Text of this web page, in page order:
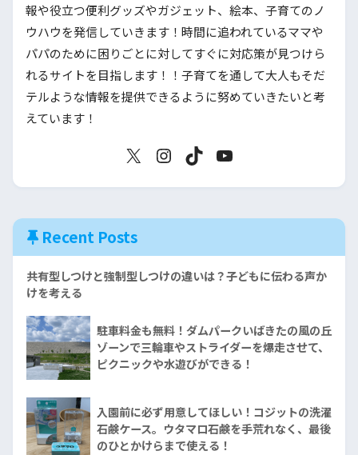
報や役立つ便利グッズやガジェット、絵本、子育てのノ
ウハウを発信していきます！時間に追われているママや
パパのために困りごとに対してすぐに対応策が見つけら
れるサイトを目指します！！子育てを通して大人もそだ
テルような情報を提供できるように努めていきたいと考
えています！
Recent Posts
共有型しつけと強制型しつけの違いは？子どもに伝わる声か
けを考える
駐車料金も無料！ダムパークいばきたの風の丘
ゾーンで三輪車やストライダーを爆走させて、
ピクニックや水遊びができる！
入園前に必ず用意してほしい！コジットの洗濯
石鹸ケース。ウタマロ石鹸を手荒れなく、最後
のひとかけらまで使える！